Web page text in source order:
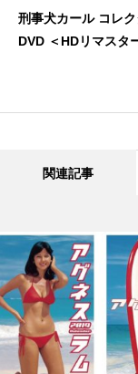
刑事犬カール コレ
DVD ＜HDリマスタ
関連記事